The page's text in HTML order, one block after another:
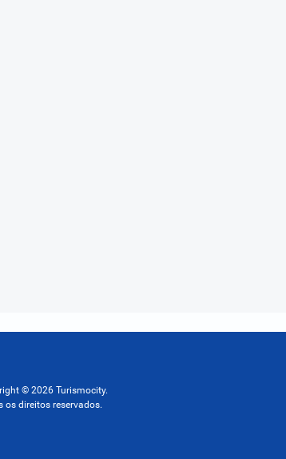
© 2026 Turismocity.
os direitos reservados.